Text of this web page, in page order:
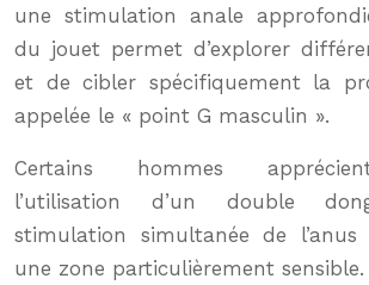
une stimulation anale
du jouet permet d’explorer
et de cibler spécifiquement la
appelée le « point G masculin ».
Certains hommes
l’utilisation d’un double
stimulation simultanée de
une zone particulièrement sensible.